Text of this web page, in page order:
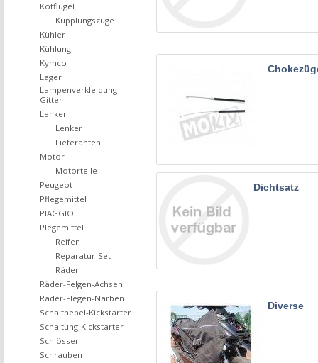
Dichtsatz
Diverse
Kotflügel
Kupplungszüge
Kühler
Kühlung
Kymco
Lager
Lampenverkleidung
Gitter
Lenker
Lenker
Lieferanten
Motor
Motorteile
Peugeot
Pflegemittel
PIAGGIO
Plegemittel
Reifen
Reparatur-Set
Räder
Räder-Felgen-Achsen
Räder-Flegen-Narben
Schalthebel-Kickstarter
Schaltung-Kickstarter
Schlösser
Schrauben